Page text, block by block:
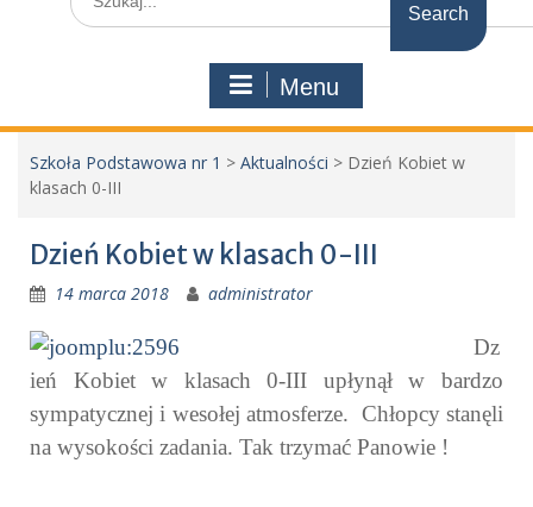
for:
Menu
Szkoła Podstawowa nr 1 > Aktualności > Dzień Kobiet w
klasach 0-III
Dzień Kobiet w klasach 0-III
14 marca 2018 administrator
Dz
ień Kobiet w klasach 0-III upłynął w bardzo
sympatycznej i wesołej atmosferze. Chłopcy stanęli
na wysokości zadania. Tak trzymać Panowie !